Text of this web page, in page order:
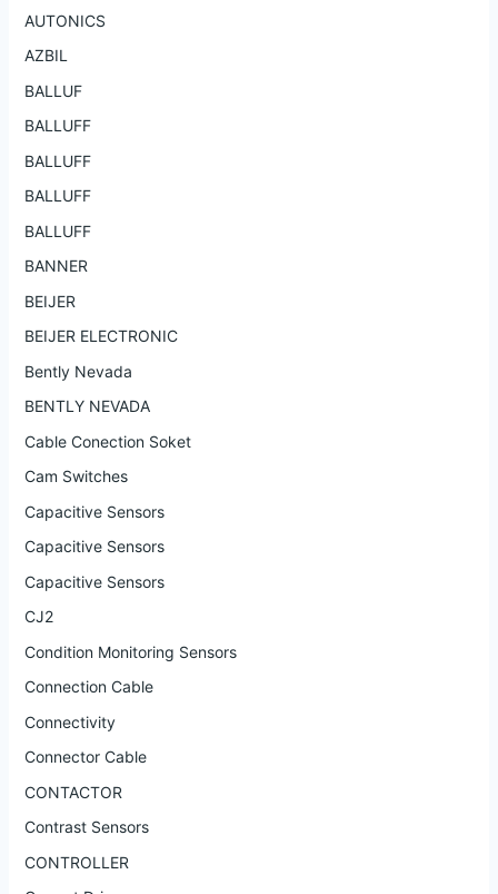
AUTONICS
AZBIL
BALLUF
BALLUFF
BALLUFF
BALLUFF
BALLUFF
BANNER
BEIJER
BEIJER ELECTRONIC
Bently Nevada
BENTLY NEVADA
Cable Conection Soket
Cam Switches
Capacitive Sensors
Capacitive Sensors
Capacitive Sensors
CJ2
Condition Monitoring Sensors
Connection Cable
Connectivity
Connector Cable
CONTACTOR
Contrast Sensors
CONTROLLER